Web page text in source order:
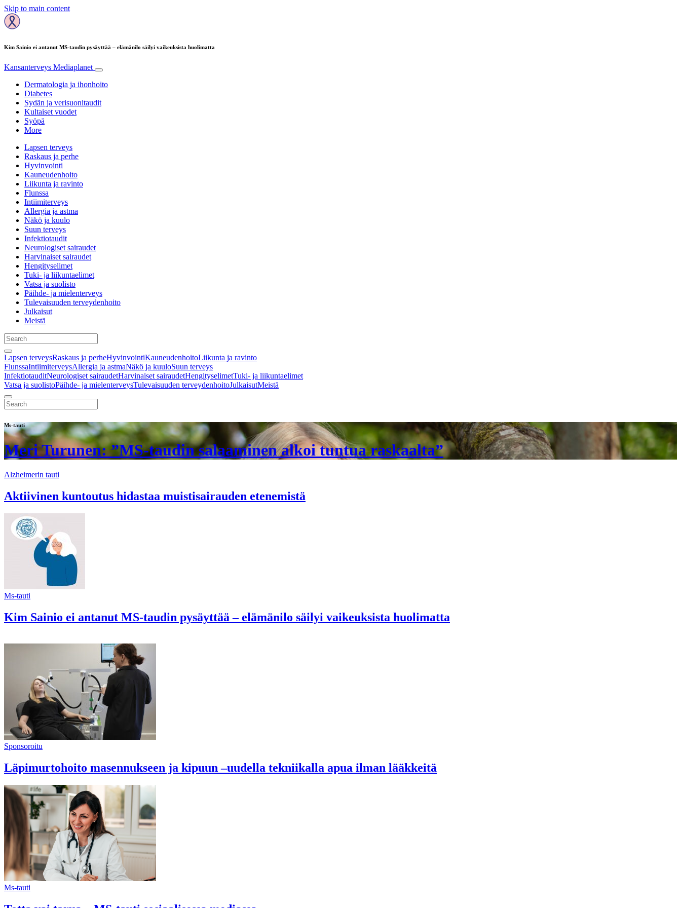
Skip to main content
Kim Sainio ei antanut MS-taudin pysäyttää – elämänilo säilyi vaikeuksista huolimatta
Kansanterveys Mediaplanet
Dermatologia ja ihonhoito
Diabetes
Sydän ja verisuonitaudit
Kultaiset vuodet
Syöpä
More
Lapsen terveys
Raskaus ja perhe
Hyvinvointi
Kauneudenhoito
Liikunta ja ravinto
Flunssa
Intiimiterveys
Allergia ja astma
Näkö ja kuulo
Suun terveys
Infektiotaudit
Neurologiset sairaudet
Harvinaiset sairaudet
Hengityselimet
Tuki- ja liikuntaelimet
Vatsa ja suolisto
Päihde- ja mielenterveys
Tulevaisuuden terveydenhoito
Julkaisut
Meistä
Lapsen terveysRaskaus ja perheHyvinvointiKauneudenhoitoLiikunta ja ravinto
FlunssaIntiimiterveysAllergia ja astmaNäkö ja kuuloSuun terveys
InfektiotauditNeurologiset sairaudetHarvinaiset sairaudetHengityselimetTuki- ja liikuntaelimet
Vatsa ja suolistoPäihde- ja mielenterveysTulevaisuuden terveydenhoitoJulkaisutMeistä
Ms-tauti
Meri Turunen: ”MS-taudin salaaminen alkoi tuntua raskaalta”
Alzheimerin tauti
Aktiivinen kuntoutus hidastaa muistisairauden etenemistä
Ms-tauti
Kim Sainio ei antanut MS-taudin pysäyttää – elämänilo säilyi vaikeuksista huolimatta
Sponsoroitu
Läpimurtohoito masennukseen ja kipuun –uudella tekniikalla apua ilman lääkkeitä
Ms-tauti